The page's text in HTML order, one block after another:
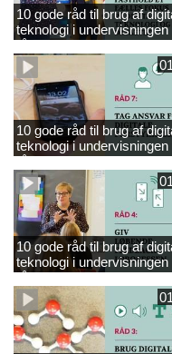
10 gode råd til brug af
teknologi i undervisningen
råd 10
10 gode råd til brug af
teknologi i undervisningen
råd 7
10 gode råd til brug af
teknologi i undervisningen
råd 4